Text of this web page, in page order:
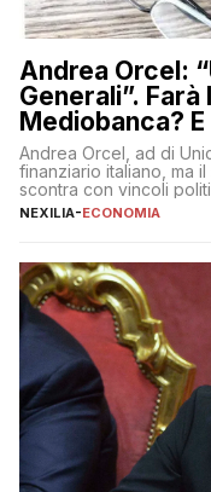
Andrea Orcel:
Generali”.
Mediobanca?
Andrea Orcel, ad di
finanziario italiano, ma
scontra con vincoli
protezionistiche. Orcel
NEXILIA-ECONOMIA